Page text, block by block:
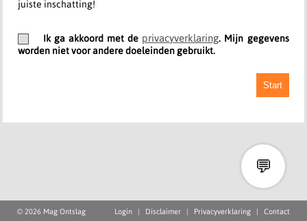
juiste inschatting!
Ik ga akkoord met de privacyverklaring. Mijn gegevens
worden niet voor andere doeleinden gebruikt.
Start
© 2026 Mag Ontslag Contact
Privacyverklaring |
Disclaimer
Login
💬